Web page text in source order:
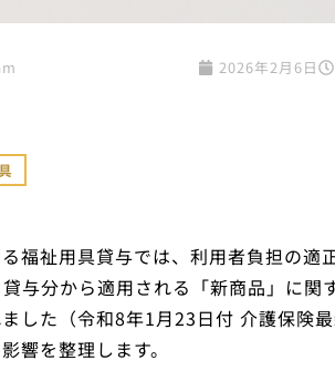
2026年2月6日
福祉用具貸与では、利用者負担の適
与分から適用される「新商品」に関
した（令和8年1月23日付 介護保険
響を整理します。